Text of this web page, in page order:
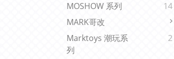
MOSHOW 系列
14
MARK哥改
Marktoys 潮玩系
列
2